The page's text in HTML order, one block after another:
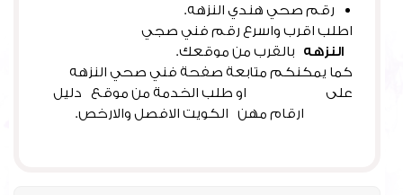
رقم صحي هندي النزهه.
اطلب اقرب واسرع رقم فني صجي
النزهه بالقرب من موقعك.
كما يمكنكم متابعة صفحة فني صحي النزهه
على
او طلب الخدمة من موقع دليل
ارقام مهن الكويت الافصل والارخص.